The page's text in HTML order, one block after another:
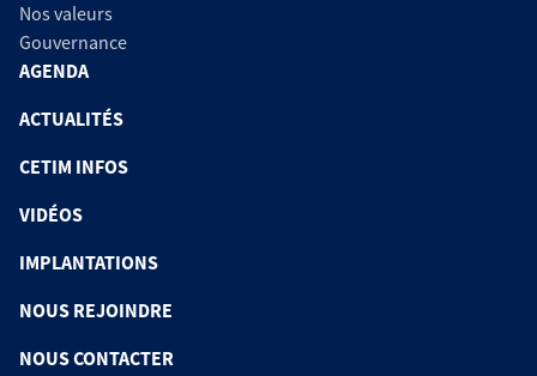
Nos valeurs
Gouvernance
AGENDA
ACTUALITÉS
CETIM INFOS
VIDÉOS
IMPLANTATIONS
NOUS REJOINDRE
NOUS CONTACTER